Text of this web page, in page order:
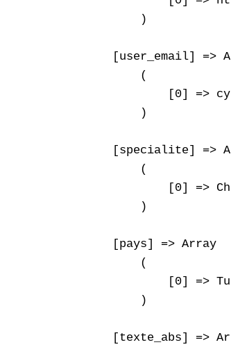
        )
[user_email] =>
        (
[0] =>
        )
[specialite] =>
        (
[0] =>
        )
    [pays] => Array
        (
[0] =>
        )
[texte_abs] =>